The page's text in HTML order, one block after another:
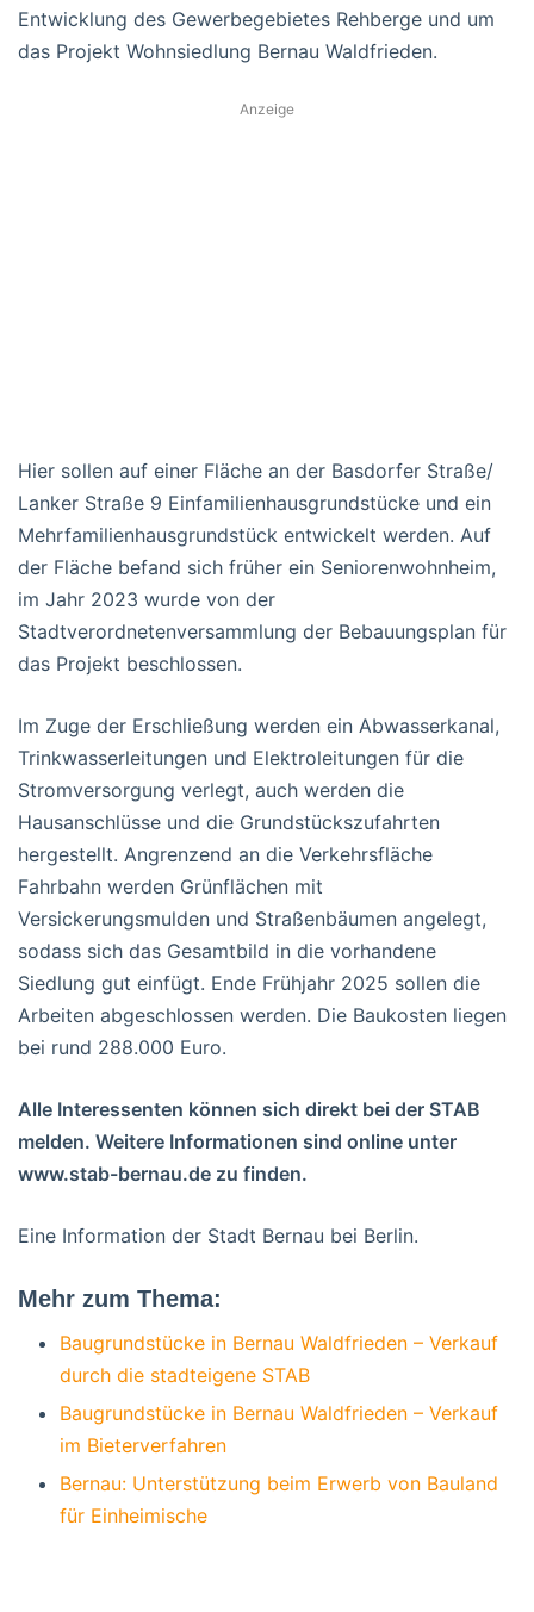
Entwicklung des Gewerbegebietes Rehberge und um
das Projekt Wohnsiedlung Bernau Waldfrieden.
Anzeige
Hier sollen auf einer Fläche an der Basdorfer Straße/
Lanker Straße 9 Einfamilienhausgrundstücke und ein
Mehrfamilienhausgrundstück entwickelt werden. Auf
der Fläche befand sich früher ein Seniorenwohnheim,
im Jahr 2023 wurde von der
Stadtverordnetenversammlung der Bebauungsplan für
das Projekt beschlossen.
Im Zuge der Erschließung werden ein Abwasserkanal,
Trinkwasserleitungen und Elektroleitungen für die
Stromversorgung verlegt, auch werden die
Hausanschlüsse und die Grundstückszufahrten
hergestellt. Angrenzend an die Verkehrsfläche
Fahrbahn werden Grünflächen mit
Versickerungsmulden und Straßenbäumen angelegt,
sodass sich das Gesamtbild in die vorhandene
Siedlung gut einfügt. Ende Frühjahr 2025 sollen die
Arbeiten abgeschlossen werden. Die Baukosten liegen
bei rund 288.000 Euro.
Alle Interessenten können sich direkt bei der STAB
melden. Weitere Informationen sind online unter
www.stab-bernau.de zu finden.
Eine Information der Stadt Bernau bei Berlin.
Mehr zum Thema:
Baugrundstücke in Bernau Waldfrieden – Verkauf
durch die stadteigene STAB
Baugrundstücke in Bernau Waldfrieden – Verkauf
im Bieterverfahren
Bernau: Unterstützung beim Erwerb von Bauland
für Einheimische